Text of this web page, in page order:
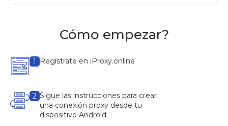
Cómo empezar?
1 Regístrate en iProxy.online
2 Sigue las instrucciones para crear
una conexión proxy desde tu
dispositivo Android